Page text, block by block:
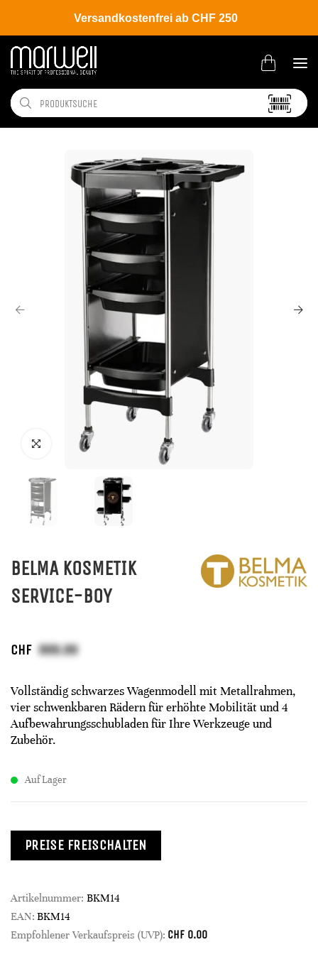
Versandkostenfrei ab CHF 250
Shop Brands Belma Kosmetik
BELMA KOSMETIK
SERVICE-BOY
CHF
Vollständig schwarzes Wagenmodell mit Metallrahmen,
vier schwenkbaren Rädern für erhöhte Mobilität und 4
Aufbewahrungsschubladen für Ihre Werkzeuge und
Zubehör.
Auf Lager
PREISE FREISCHALTEN
Artikelnummer: BKM14
EAN: BKM14
Empfohlener Verkaufspreis (UVP): CHF 0.00